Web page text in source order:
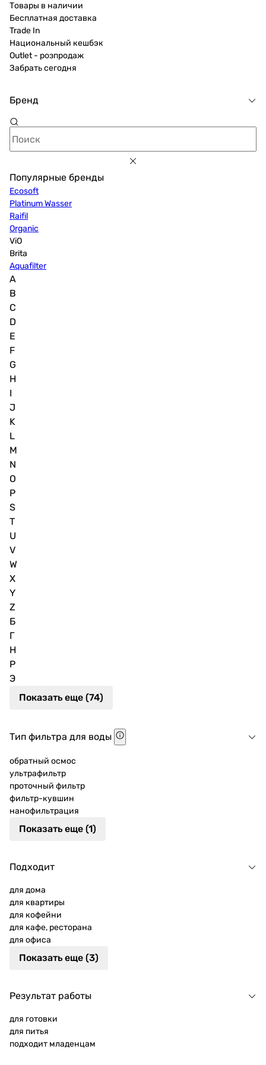
Товары в наличии
Бесплатная доставка
Trade In
Национальный кешбэк
Outlet - розпродаж
Забрать сегодня
Бренд
Популярные бренды
Ecosoft
Platinum Wasser
Raifil
Organic
ViO
Brita
Aquafilter
A
B
C
D
E
F
G
H
I
J
K
L
M
N
O
P
S
T
U
V
W
X
Y
Z
Б
Г
Н
Р
Э
Показать еще (74)
Тип фильтра для воды
обратный осмос
ультрафильтр
проточный фильтр
фильтр-кувшин
нанофильтрация
Показать еще (1)
Подходит
для дома
для квартиры
для кофейни
для кафе, ресторана
для офиса
Показать еще (3)
Результат работы
для готовки
для питья
подходит младенцам